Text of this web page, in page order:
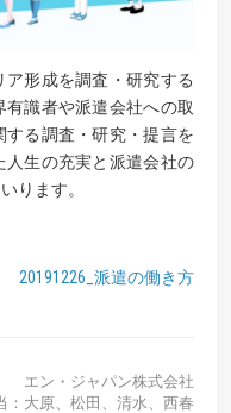
形成を調査・研究する
識者や派遣会社への取
る調査・研究・提言を
生の充実と派遣会社の
ります。
20191226_派遣の働き方
エン・ジャパン株式会社
：大原、松田、清水、西春